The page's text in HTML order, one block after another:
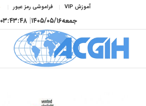
آموزش VIP فراموشی رمز عبور
جمعه۱۴۰۵/۰۵/۱۶| ۰۳:۴۳:۴۹